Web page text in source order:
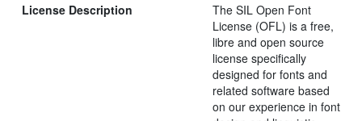
License Description
The SIL Open Font
License (OFL) is a free,
libre and open source
license specifically
designed for fonts and
related software based
on our experience in font